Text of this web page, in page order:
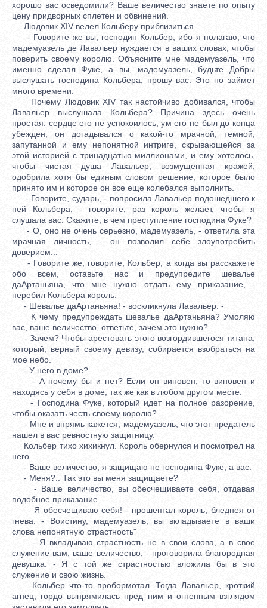
хорошо вас осведомили? Ваше величество знаете по опыту
цену придворных сплетен и обвинений.
Людовик XIV велел Кольберу приблизиться.
- Говорите же вы, господин Кольбер, ибо я полагаю, что
мадемуазель де Лавальер нуждается в ваших словах, чтобы
поверить своему королю. Объясните мне мадемуазель, что
именно сделал Фуке, а вы, мадемуазель, будьте Добры
выслушать господина Кольбера, прошу вас. Это но займет
много времени.
Почему Людовик XIV так настойчиво добивался, чтобы
Лавальер выслушала Кольбера? Причина здесь очень
простая: сердце его не успокоилось, ум его не был до конца
убежден; он догадывался о какой-то мрачной, темной,
запутанной и ему непонятной интриге, скрывающейся за
этой историей с тринадцатью миллионами, и ему хотелось,
чтобы чистая душа Лавальер, возмущенная кражей,
одобрила хотя бы единым словом решение, которое было
принято им и которое он все еще колебался выполнить.
- Говорите, сударь, - попросила Лавальер подошедшего к
ней Кольбера, - говорите, раз король желает, чтобы я
слушала вас. Скажите, в чем преступление господина Фуке?
- О, оно не очень серьезно, мадемуазель, - ответила эта
мрачная личность, - он позволил себе злоупотребить
доверием...
- Говорите же, говорите, Кольбер, а когда вы расскажете
обо всем, оставьте нас и предупредите шевалье
даАртаньяна, что мне нужно отдать ему приказание, -
перебил Кольбера король.
- Шевалье даАртаньяна! - воскликнула Лавальер. -
К чему предупреждать шевалье даАртаньяна? Умоляю
вас, ваше величество, ответьте, зачем это нужно?
- Зачем? Чтобы арестовать этого возгордившегося титана,
который, верный своему девизу, собирается взобраться на
мое небо.
- У него в доме?
- А почему бы и нет? Если он виновен, то виновен и
находясь у себя в доме, так же как в любом другом месте.
- Господина Фуке, который идет на полное разорение,
чтобы оказать честь своему королю?
- Мне и впрямь кажется, мадемуазель, что этот предатель
нашел в вас ревностную защитницу.
Кольбер тихо хихикнул. Король обернулся и посмотрел на
него.
- Ваше величество, я защищаю не господина Фуке, а вас.
- Меня?.. Так это вы меня защищаете?
- Ваше величество, вы обесчещиваете себя, отдавая
подобное приказание.
- Я обесчещиваю себя! - прошептал король, бледнея от
гнева. - Воистину, мадемуазель, вы вкладываете в ваши
слова непонятную страстность"
- Я вкладываю страстность не в свои слова, а в свое
служение вам, ваше величество, - проговорила благородная
девушка. - Я с той же страстностью вложила бы в это
служение и свою жизнь.
Кольбер что-то пробормотал. Тогда Лавальер, кроткий
агнец, гордо выпрямилась пред ним и огненным взглядом